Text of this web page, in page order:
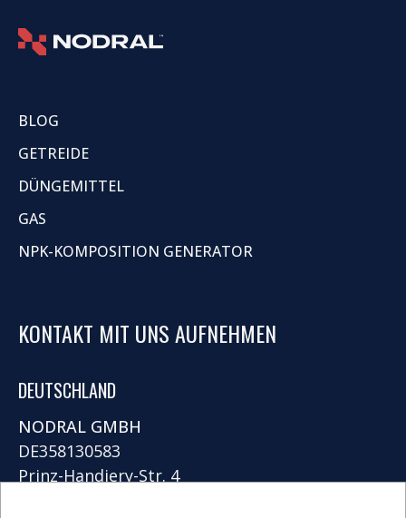
BLOG
GETREIDE
DÜNGEMITTEL
GAS
NPK-KOMPOSITION GENERATOR
KONTAKT MIT UNS AUFNEHMEN
DEUTSCHLAND
NODRAL GMBH
DE358130583
Prinz-Handjery-Str. 4